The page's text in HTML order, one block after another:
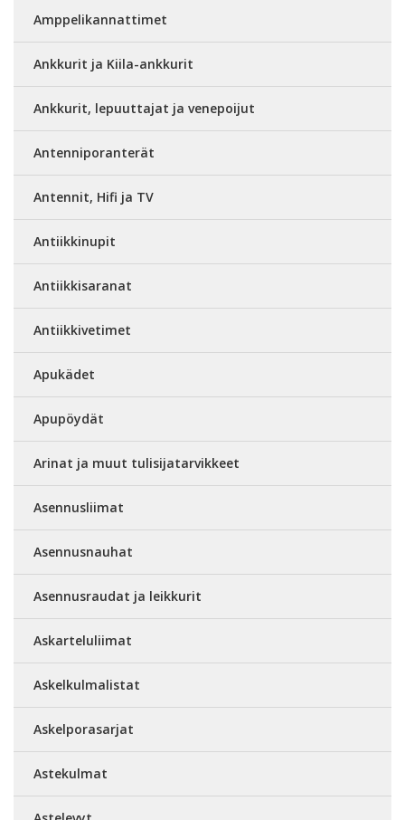
Amppelikannattimet
Ankkurit ja Kiila-ankkurit
Ankkurit, lepuuttajat ja venepoijut
Antenniporanterät
Antennit, Hifi ja TV
Antiikkinupit
Antiikkisaranat
Antiikkivetimet
Apukädet
Apupöydät
Arinat ja muut tulisijatarvikkeet
Asennusliimat
Asennusnauhat
Asennusraudat ja leikkurit
Askarteluliimat
Askelkulmalistat
Askelporasarjat
Astekulmat